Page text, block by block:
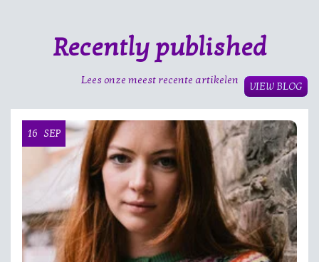
Recently published
Lees onze meest recente artikelen
VIEW BLOG
16 SEP